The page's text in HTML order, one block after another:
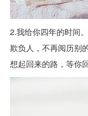
2.我给你四年的时间
欺负人，不再阅历别
想起回来的路，等你